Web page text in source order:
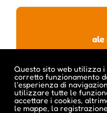
Questo sito web utilizza
corretto funzionamento
l'esperienza di
utilizzare tutte le
accettare i cookies,
le mappe, la
ale